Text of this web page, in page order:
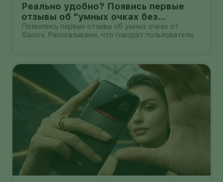
Реально удобно? Появись первые
отзывы об "умных очках без
дисплея" от Xioami
Появились первые отзывы об умных очках от
Xiaomi. Рассказываем, что говорят пользователи.